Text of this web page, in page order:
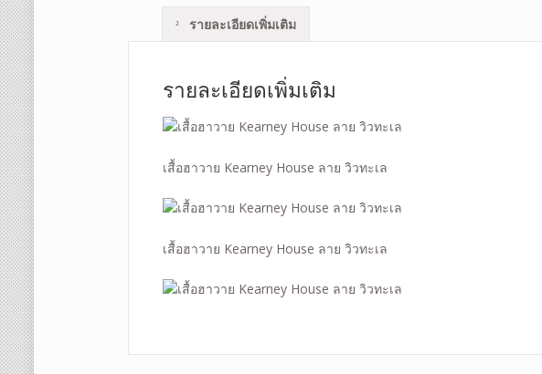
รายละเอียดเพิ่มเติม
รายละเอียดเพิ่มเติม
เสื้อฮาวาย Kearney House ลาย วิวทะเล
เสื้อฮาวาย Kearney House ลาย วิวทะเล